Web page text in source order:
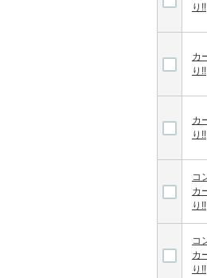
り!!
カ
り!!
カ
り!!
コ
カ
り!!
コ
カ
り!!